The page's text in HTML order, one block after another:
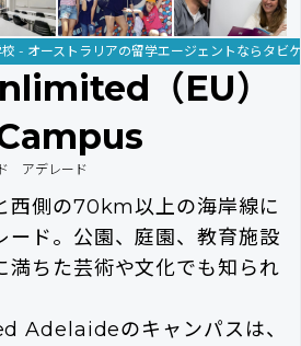
- オーストラリアの留学エージェントならタビ
（EU）
アデレード
西側の70km以上の海岸線に
ード。公園、庭園、教育施設
満ちた芸術や文化でも知られ
のキャンパスは、